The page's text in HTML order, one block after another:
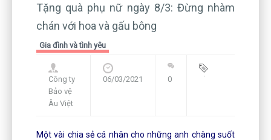
Tặng quà phụ nữ ngày 8/3: Đừng nhàm
chán với hoa và gấu bông
Gia đình và tình yêu
Công ty
Bảo vệ
Âu Việt
06/03/2021 0 Blog
Một vài chia sẻ cá nhân cho những anh chàng suốt